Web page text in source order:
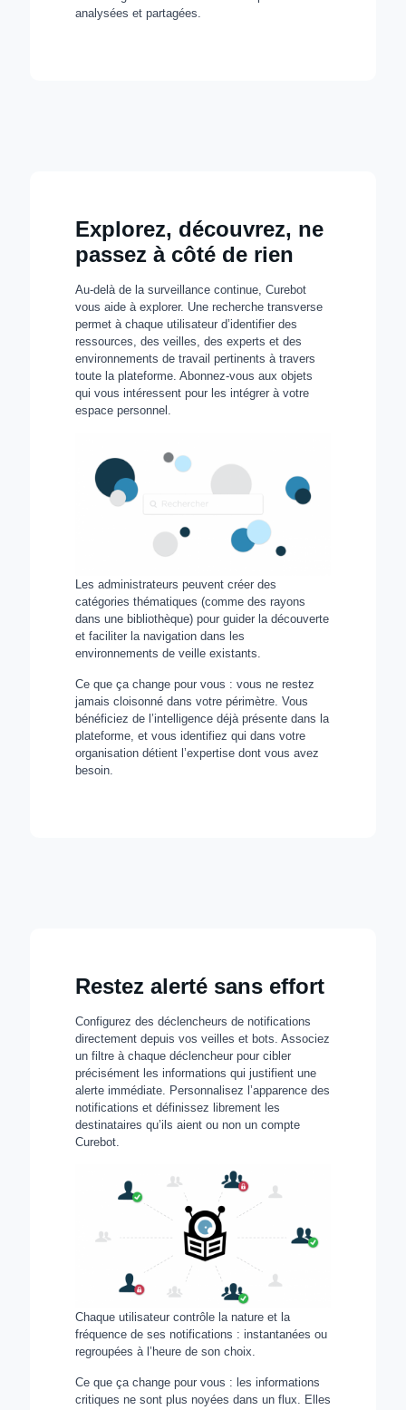
analysées et partagées.
Explorez, découvrez, ne
passez à côté de rien
Au-delà de la surveillance continue, Curebot
vous aide à explorer. Une recherche transverse
permet à chaque utilisateur d’identifier des
ressources, des veilles, des experts et des
environnements de travail pertinents à travers
toute la plateforme. Abonnez-vous aux objets
qui vous intéressent pour les intégrer à votre
espace personnel.
Les administrateurs peuvent créer des
catégories thématiques (comme des rayons
dans une bibliothèque) pour guider la découverte
et faciliter la navigation dans les
environnements de veille existants.
Ce que ça change pour vous : vous ne restez
jamais cloisonné dans votre périmètre. Vous
bénéficiez de l’intelligence déjà présente dans la
plateforme, et vous identifiez qui dans votre
organisation détient l’expertise dont vous avez
besoin.
Restez alerté sans effort
Configurez des déclencheurs de notifications
directement depuis vos veilles et bots. Associez
un filtre à chaque déclencheur pour cibler
précisément les informations qui justifient une
alerte immédiate. Personnalisez l’apparence des
notifications et définissez librement les
destinataires qu’ils aient ou non un compte
Curebot.
Chaque utilisateur contrôle la nature et la
fréquence de ses notifications : instantanées ou
regroupées à l’heure de son choix.
Ce que ça change pour vous : les informations
critiques ne sont plus noyées dans un flux. Elles